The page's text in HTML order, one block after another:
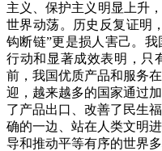
主义、保护主义明显上升
世界动荡。历史反复证明
钩断链”更是损人害己。
行动和显著成效表明，只
前，我国优质产品和服务
迎，越来越多的国家通过
了产品出口、改善了民生
确的一边、站在人类文明
导和推动平等有序的世界